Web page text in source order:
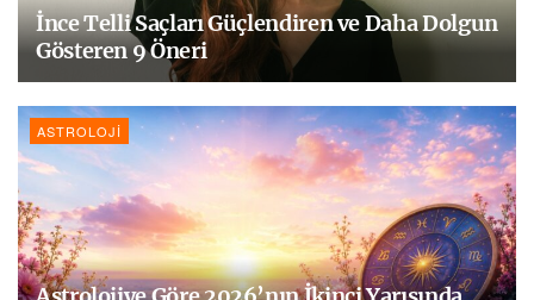
İnce Telli Saçları Güçlendiren ve Daha Dolgun
Gösteren 9 Öneri
ASTROLOJI